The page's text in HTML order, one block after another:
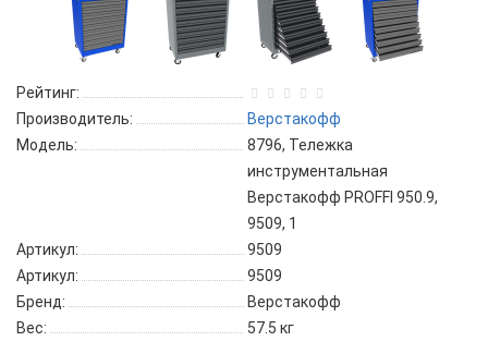
Рейтинг:
Производитель:
Верстакофф
Модель:
8796, Тележка
инструментальная
Верстакофф PROFFI 950.9,
9509, 1
Артикул:
9509
Артикул:
9509
Бренд:
Верстакофф
Вес:
57.5 кг